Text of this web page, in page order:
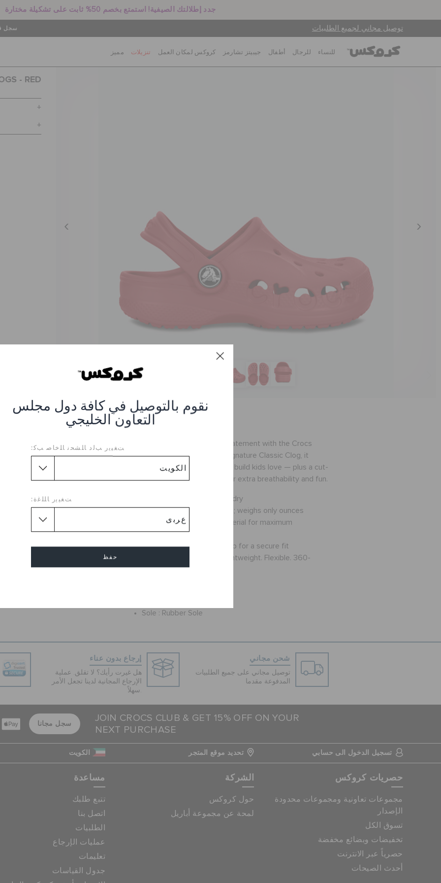
جدد إطلالتك الصيفية! استمتع بخصم 50% ثابت على تشكيلة مختارة
توصيل مجاني لجميع الطلبيات سجل
نقوم بالتوصيل في كافة دول مجلس
التعاون الخليجي
ﺖﻐﻴﻳﺭ ﺐﻟﺩ ﺎﻠﺸﺤﻧ ﺎﻠﺧﺎﺻ ﺐﻛ:
ﺖﻐﻴﻳﺭ ﺎﻠﻠﻏﺓ:
حفظ
للنساء للرجال أطفال جيبيتز تشارمز كروكس لمكان العمل تنزيلات مميز
- RED
Baya Clogs - Red
Kids can make a comfy Crocs statement with the Crocs
Baya Kids' clog. A twist on our signature Classic Clog, it
features the lightweight, durable build kids love — plus a cut-
out Crocs logo on the toe box for extra breathability and fun.
Easy to clean and quick to dry
Water-friendly and buoyant; weighs only ounces
Fully-molded Croslite™ material for maximum
lightweight cushioning
Croslite™ material heel strap for a secure fit
Iconic Crocs Comfort™: Lightweight. Flexible. 360-
degree comfort.
Sole : Rubber Sole
شحن مجاني
توصيل مجاني على جميع الطلبيات
المدفوعة مقدما
إرجاع بدون عناء
هل غيرت رأيك؟ لا تقلق. عملية
الإرجاع المجانية لدينا تجعل الأمر
سهلاً.
JOIN CROCS CLUB & GET 15% OFF ON YOUR
NEXT PURCHASE
سجل مجانا
تسجيل الدخول الى حسابي تحديد موقع المتجر الكويت
حصريات كروكس
مجموعات تعاونية ومجموعات محدودة
الإصدار
تسوق الكل
تخفيضات وبضائع مخفضة
حصرياً عبر الانترنت
أحدث الصيحات
الشركة
حول كروكس
لمحة عن مجموعة أباريل
مساعدة
تتبع طلبك
اتصل بنا
الطلبيات
عمليات الإرجاع
تعليمات
جدول القياسات